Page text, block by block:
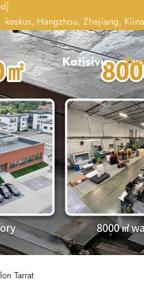
keskus, Hangzhou, Zhejiang, Kiina
Kotisivu
Tarrat